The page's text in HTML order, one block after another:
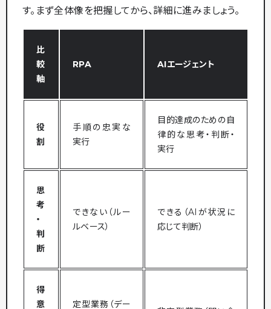
す。まず全体像を把握してから、詳細に進みましょう。
比
較
軸
RPA AIエージェント
役
割
手順の忠実な
実行
目的達成のための自
律的な思考・判断・
実行
思
考
・
判
断
できない（ルー
ルベース）
できる（AIが状況に
応じて判断）
得
意
定型業務（デー